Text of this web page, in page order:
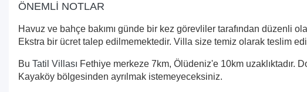
ÖNEMLİ NOTLAR
Havuz ve bahçe bakımı günde bir kez görevliler tarafından düzenli
Ekstra bir ücret talep edilmemektedir. Villa size temiz olarak teslim
Bu Tatil Villası Fethiye merkeze 7km, Ölüdeniz'e 10km
Kayaköy bölgesinden ayrılmak istemeyeceksiniz.